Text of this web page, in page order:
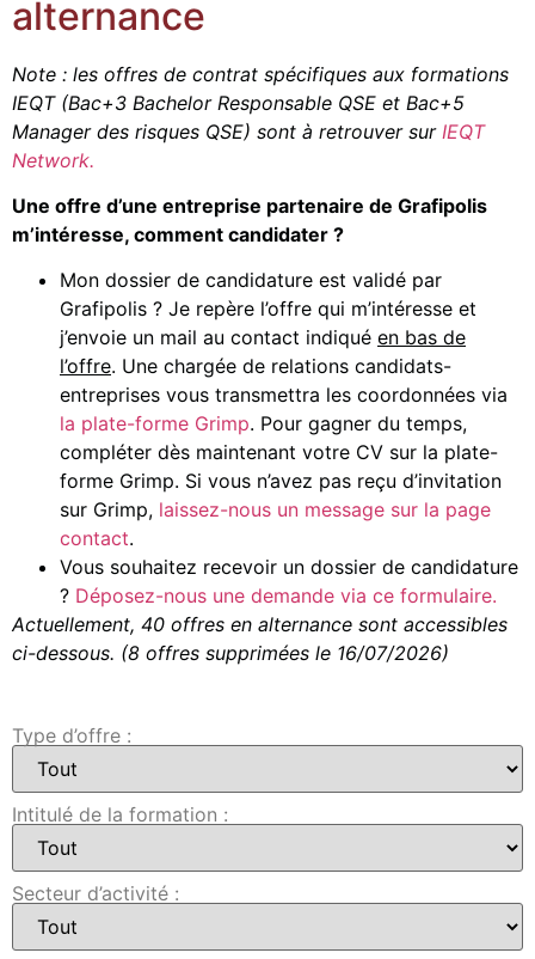
alternance
Note : les offres de contrat spécifiques aux formations
IEQT (Bac+3 Bachelor Responsable QSE et Bac+5
Manager des risques QSE) sont à retrouver sur IEQT
Network.
Une offre d’une entreprise partenaire de Grafipolis
m’intéresse, comment candidater ?
Mon dossier de candidature est validé par
Grafipolis ? Je repère l’offre qui m’intéresse et
j’envoie un mail au contact indiqué en bas de
l’offre. Une chargée de relations candidats-
entreprises vous transmettra les coordonnées via
la plate-forme Grimp. Pour gagner du temps,
compléter dès maintenant votre CV sur la plate-
forme Grimp. Si vous n’avez pas reçu d’invitation
sur Grimp, laissez-nous un message sur la page
contact.
Vous souhaitez recevoir un dossier de candidature
? Déposez-nous une demande via ce formulaire.
Actuellement, 40 offres en alternance sont accessibles
ci-dessous. (8 offres supprimées le 16/07/2026)
Type d’offre :
Intitulé de la formation :
Secteur d’activité :